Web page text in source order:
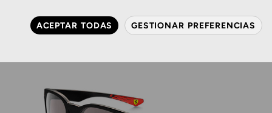
11 DE SEPTIEMBRE DE 2014
0 COMENTARIOS
ACEPTAR TODAS GESTIONAR PREFERENCIAS